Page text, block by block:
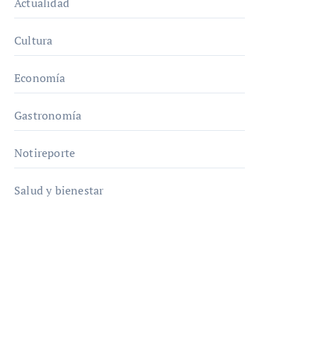
Cultura
Economía
Gastronomía
Notireporte
Salud y bienestar